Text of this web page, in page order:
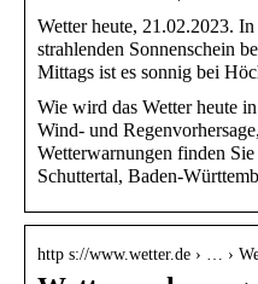
Wetter heute, 21.02.2023.
strahlenden Sonnenschein
Mittags ist es sonnig bei
Wie wird das Wetter heute
Wind- und
Wetterwarnungen finden
Schuttertal, Baden-
http s://www.wetter.de › … ›